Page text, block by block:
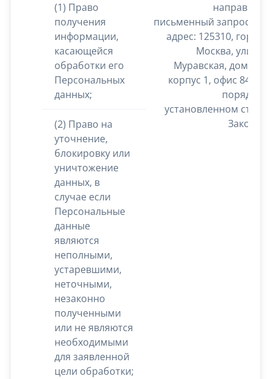
(1) Право
получения
информации,
касающейся
обработки его
Персональных
данных;
направить
письменный запрос на
адрес: 125310, город
Москва, улица
Муравская, дом 38,
корпус 1, офис 843 в
порядке,
установленном ст.14
Закона.
(2) Право на
уточнение,
блокировку или
уничтожение
данных, в
случае если
Персональные
данные
являются
неполными,
устаревшими,
неточными,
незаконно
полученными
или не являются
необходимыми
для заявленной
цели обработки;